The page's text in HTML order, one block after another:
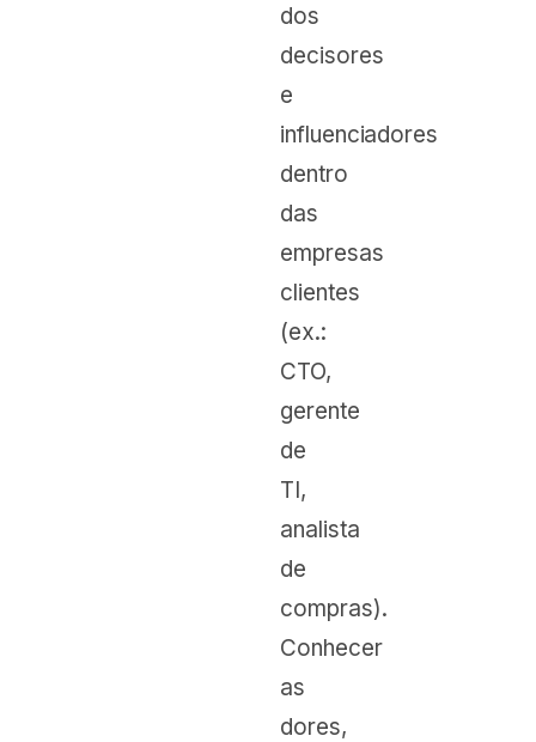
dos
decisores
e
influenciadores
dentro
das
empresas
clientes
(ex.:
CTO,
gerente
de
TI,
analista
de
compras).
Conhecer
as
dores,